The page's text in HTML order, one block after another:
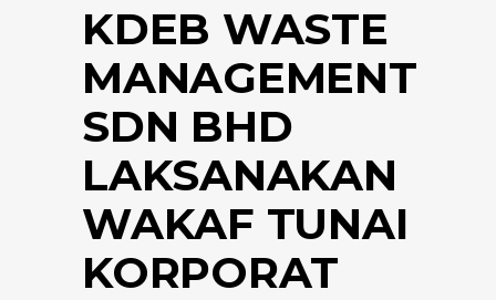
KDEB WASTE
MANAGEMENT
SDN BHD
LAKSANAKAN
WAKAF TUNAI
KORPORAT